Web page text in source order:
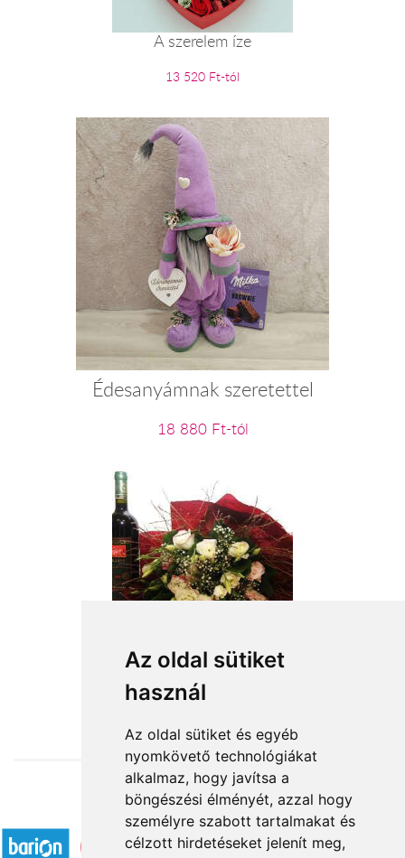
Az oldal sütiket
használ
Az oldal sütiket és egyéb
nyomkövető technológiákat
alkalmaz, hogy javítsa a
böngészési élményét, azzal hogy
személyre szabott tartalmakat és
célzott hirdetéseket jelenít meg,
A szerelem íze
13 520 Ft-tól
Édesanyámnak szeretettel
18 880 Ft-tól
Egészségedre
22 800 Ft-tól
Elfogadott fizetési módok